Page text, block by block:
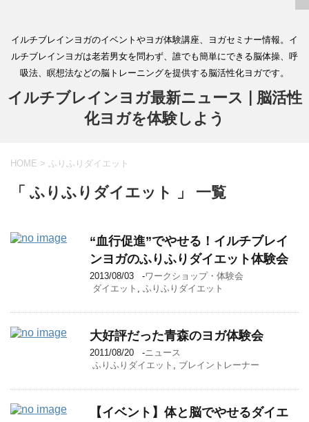
イルチブレインヨガのイベントやヨガ体験講座、ヨガセミナー情報。イ
ルチブレインヨガは老若男女を問わず、誰でも簡単にできる脳体操、呼
吸法、瞑想法などの脳トレーニングを提供する脳活性化ヨガです。
イルチブレインヨガ最新ニュース | 脳活性
化ヨガを体験しよう
HOME > ふりふりダイエット
「 ふりふりダイエット 」 一覧
“血行促進”でやせる！イルチブレイ
ンヨガのふりふりダイエット体験会
2013/08/03 -ワークショップ・体験会
ダイエット
ふりふりダイエット
大好評だった青森のヨガ体験会
2011/08/20 -ニュース
ふりふりダイエット
ブレイントレーナー
【イベント】体と脳でやせるダイエ